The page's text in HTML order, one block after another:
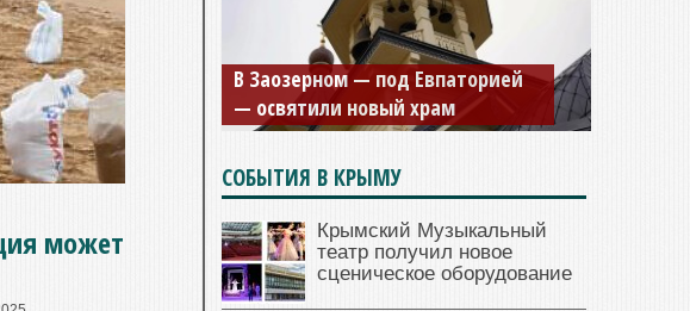
может
В Заозерном — под Евпаторией
— освятили новый храм
СОБЫТИЯ В КРЫМУ
Крымский Музыкальный
театр получил новое
сценическое оборудование